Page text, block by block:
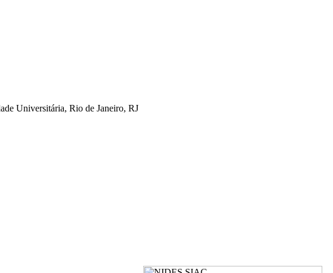
Universitária, Rio de Janeiro, RJ